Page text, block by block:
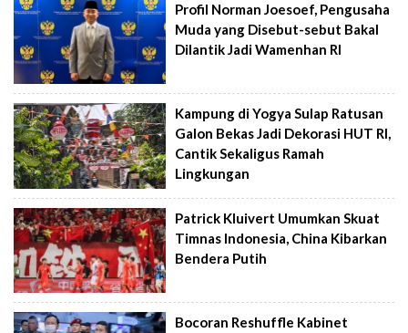
Profil Norman Joesoef, Pengusaha
Muda yang Disebut-sebut Bakal
Dilantik Jadi Wamenhan RI
Kampung di Yogya Sulap Ratusan
Galon Bekas Jadi Dekorasi HUT RI,
Cantik Sekaligus Ramah
Lingkungan
Patrick Kluivert Umumkan Skuat
Timnas Indonesia, China Kibarkan
Bendera Putih
Bocoran Reshuffle Kabinet